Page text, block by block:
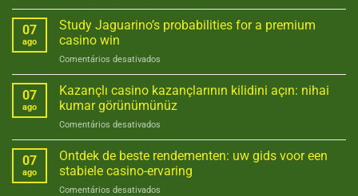
de
jugadon
découvrez
les
promotions
à
ne
Unlocking
trust:
legitimate
at
Jaguarino
online
07
ago
Study Jaguarino’s probabilities for a premium
casino win
Comentários desativados
Study
Jaguarino’s
probabilities
for
premium
casino
win
07
ago
Kazançlı casino kazançlarının kilidini açın: nihai
kumar görünümünüz
Comentários desativados
Kazançlı
casino
kazançlarının
kilidini
07
ago
Ontdek de beste rendementen: uw gids voor een
stabiele casino-ervaring
Comentários desativados